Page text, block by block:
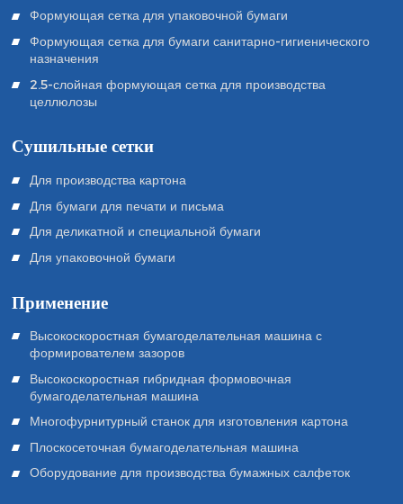
Формующая сетка для упаковочной бумаги
Формующая сетка для бумаги санитарно-гигиенического
назначения
2.5-слойная формующая сетка для производства
целлюлозы
Сушильные сетки
Для производства картона
Для бумаги для печати и письма
Для деликатной и специальной бумаги
Для упаковочной бумаги
Применение
Высокоскоростная бумагоделательная машина с
формирователем зазоров
Высокоскоростная гибридная формовочная
бумагоделательная машина
Многофурнитурный станок для изготовления картона
Плоскосеточная бумагоделательная машина
Оборудование для производства бумажных салфеток